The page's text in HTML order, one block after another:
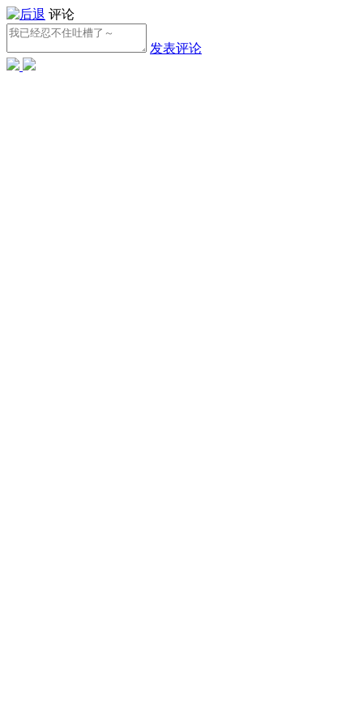
评论
发表评论